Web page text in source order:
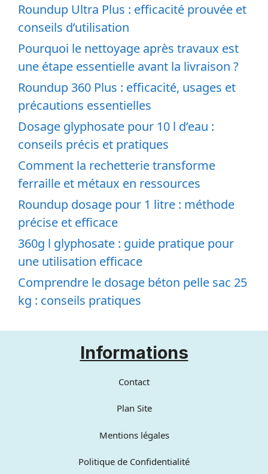
Roundup Ultra Plus : efficacité prouvée et
conseils d’utilisation
Pourquoi le nettoyage après travaux est
une étape essentielle avant la livraison ?
Roundup 360 Plus : efficacité, usages et
précautions essentielles
Dosage glyphosate pour 10 l d’eau :
conseils précis et pratiques
Comment la rechetterie transforme
ferraille et métaux en ressources
Roundup dosage pour 1 litre : méthode
précise et efficace
360g l glyphosate : guide pratique pour
une utilisation efficace
Comprendre le dosage béton pelle sac 25
kg : conseils pratiques
Informations
Contact
Plan Site
Mentions légales
Politique de Confidentialité